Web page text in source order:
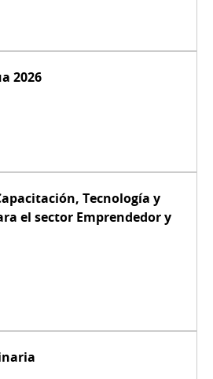
2026
Tecnología y
el sector Emprendedor y